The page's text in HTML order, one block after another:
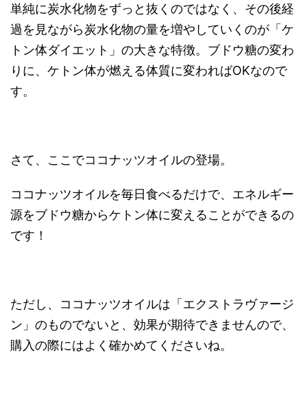
単純に炭水化物をずっと抜くのではなく、その後経
過を見ながら炭水化物の量を増やしていくのが「ケ
トン体ダイエット」の大きな特徴。ブドウ糖の変わ
りに、ケトン体が燃える体質に変わればOKなので
す。
さて、ここでココナッツオイルの登場。
ココナッツオイルを毎日食べるだけで、エネルギー
源をブドウ糖からケトン体に変えることができるの
です！
ただし、ココナッツオイルは「エクストラヴァージ
ン」のものでないと、効果が期待できませんので、
購入の際にはよく確かめてくださいね。